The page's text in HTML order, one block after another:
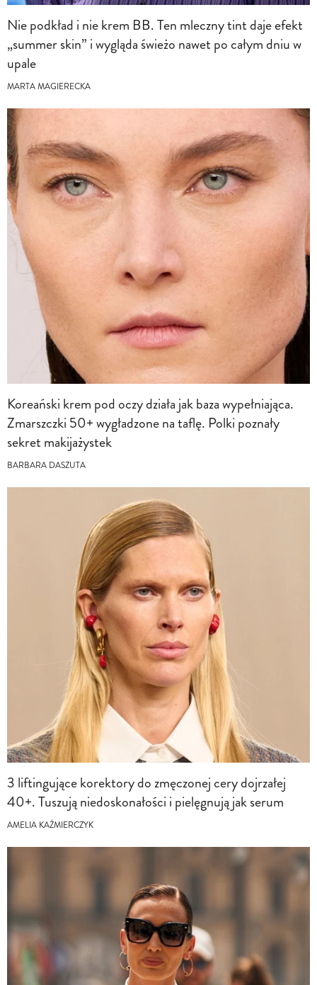
Nie podkład i nie krem BB. Ten mleczny tint daje efekt
„summer skin” i wygląda świeżo nawet po całym dniu w
upale
MARTA MAGIERECKA
Koreański krem pod oczy działa jak baza wypełniająca.
Zmarszczki 50+ wygładzone na taflę. Polki poznały
sekret makijażystek
BARBARA DASZUTA
3 liftingujące korektory do zmęczonej cery dojrzałej
40+. Tuszują niedoskonałości i pielęgnują jak serum
AMELIA KAŹMIERCZYK